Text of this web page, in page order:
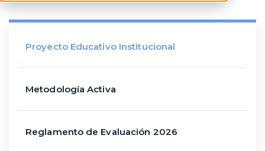
Proyecto Educativo Institucional
Metodología Activa
Reglamento de Evaluación 2026